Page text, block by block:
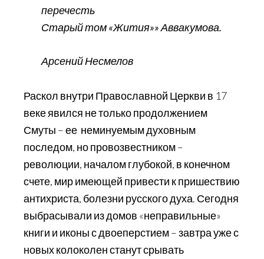
перечесть
Старый том «Жития»» Аввакумова.
Арсений Несмелов
Раскол внутри Православной Церкви в 17
веке явился не только продолжением
Смуты – ее неминуемым духовным
последом, но провозвестником –
революции, началом глубокой, в конечном
счете, мир имеющей привести к пришествию
антихриста, болезни русского духа. Сегодня
выбрасывали из домов «неправильные»
книги и иконы с двоеперстием – завтра уже с
новых колоколен станут срывать